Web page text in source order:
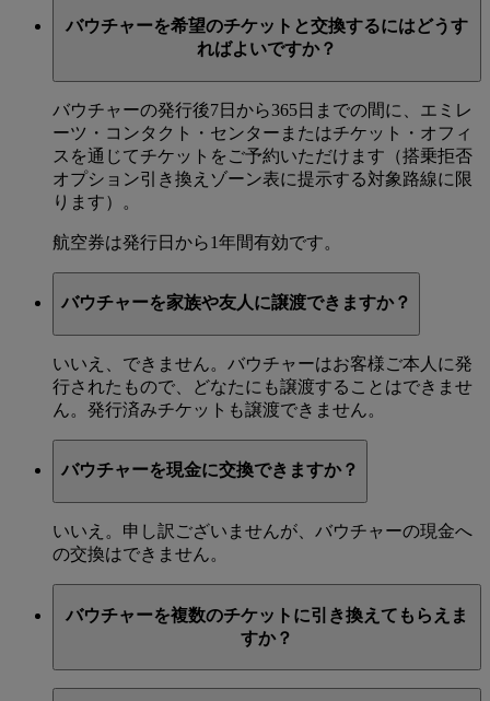
バウチャーを希望のチケットと交換するにはどうす
ればよいですか？
バウチャーの発行後7日から365日までの間に、エミレ
ーツ・コンタクト・センターまたはチケット・オフィ
スを通じてチケットをご予約いただけます（搭乗拒否
オプション引き換えゾーン表に提示する対象路線に限
ります）。
航空券は発行日から1年間有効です。
バウチャーを家族や友人に譲渡できますか？
いいえ、できません。バウチャーはお客様ご本人に発
行されたもので、どなたにも譲渡することはできませ
ん。発行済みチケットも譲渡できません。
バウチャーを現金に交換できますか？
いいえ。申し訳ございませんが、バウチャーの現金へ
の交換はできません。
バウチャーを複数のチケットに引き換えてもらえま
すか？